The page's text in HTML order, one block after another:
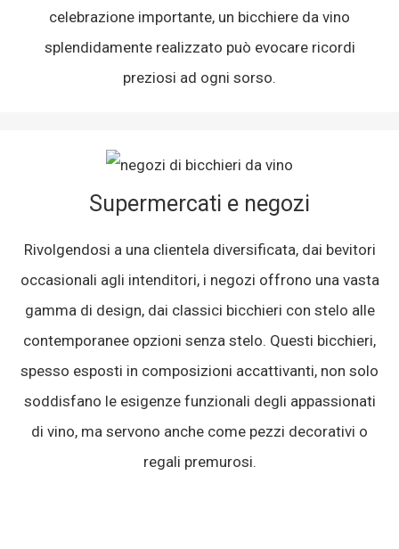
celebrazione importante, un bicchiere da vino
splendidamente realizzato può evocare ricordi
preziosi ad ogni sorso.
Supermercati e negozi
Rivolgendosi a una clientela diversificata, dai bevitori
occasionali agli intenditori, i negozi offrono una vasta
gamma di design, dai classici bicchieri con stelo alle
contemporanee opzioni senza stelo. Questi bicchieri,
spesso esposti in composizioni accattivanti, non solo
soddisfano le esigenze funzionali degli appassionati
di vino, ma servono anche come pezzi decorativi o
regali premurosi.